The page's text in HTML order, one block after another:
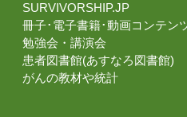
SURVIVORSHIP.JP
冊子･電子書籍･動画コンテン
勉強会・講演会
患者図書館(あすなろ図書館)
がんの教材や統計